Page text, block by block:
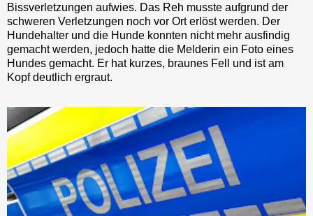
Bissverletzungen aufwies. Das Reh musste aufgrund der
schweren Verletzungen noch vor Ort erlöst werden. Der
Hundehalter und die Hunde konnten nicht mehr ausfindig
gemacht werden, jedoch hatte die Melderin ein Foto eines
Hundes gemacht. Er hat kurzes, braunes Fell und ist am
Kopf deutlich ergraut.